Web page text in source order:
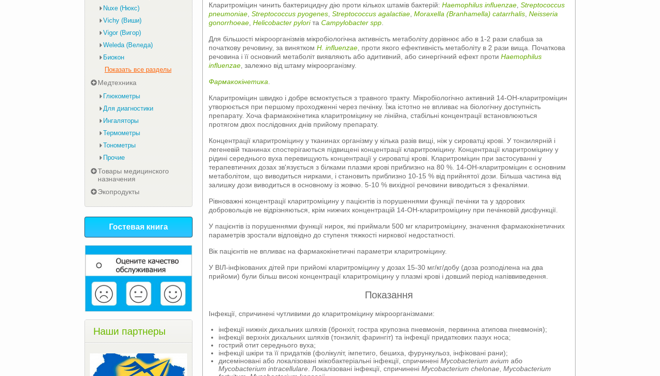
Кларитроміцин чинить бактерицидну дію проти кількох штамів бактерій:Haemophilus influenzae ,Streptococcus
pneumoniae ,Streptococcus pyogenes ,Streptococcus agalactiae ,Moraxella (Branhamella) catarrhalis ,Neisseria
gonorrhoeae ,Helicobacter pyloriтаCampylobacter spp
Для більшості мікроорганізмів мікробіологічна активність метаболіту дорівнює або в 1-2 рази слабша за
початкову речовину, за виняткомH. influenzae , проти якого ефективність метаболіту в 2 рази вища. Початкова
речовина і її основний метаболіт виявляють або адитивний, або синергічний ефект протиHaemophilus
іnfluenzae , залежно від штаму мікроорганізму.
Фармакокінетика
Кларитроміцин швидко і добре всмоктується з травного тракту. Мікробіологічно активний 14-ОН-кларитроміцин
утворюється при першому проходженні через печінку. Їжа істотно не впливає на біологічну доступність
препарату. Хоча фармакокінетика кларитроміцину не лінійна, стабільні концентрації встановлюються
протягом двох послідовних днів прийому препарату.
Концентрації кларитроміцину у тканинах організму у кілька разів вищі, ніж у сироватці крові. У тонзилярній і
легеневій тканинах спостерігаються підвищені концентрації кларитроміцину. Концентрації кларитроміцину у
рідині середнього вуха перевищують концентрації у сироватці крові. Кларитроміцин при застосуванні у
терапевтичних дозах зв'язується з білками плазми крові приблизно на 80 %. 14-ОН-кларитроміцин є основним
метаболітом, що виводиться нирками, і становить приблизно 10-15 % від прийнятої дози. Більша частина від
залишку дози виводиться в основному із жовчю. 5-10 % вихідної речовини виводиться з фекаліями.
Рівноважні концентрації кларитроміцину у пацієнтів із порушеннями функції печінки та у здорових
добровольців не відрізняються, крім нижчих концентрацій 14-ОН-кларитроміцину при печінковій дисфункції.
У пацієнтів із порушеннями функції нирок, які приймали 500 мг кларитроміцину, значення фармакокінетичних
параметрів зростали відповідно до ступеня тяжкості ниркової недостатності.
Вік пацієнтів не впливає на фармакокінетичні параметри кларитроміцину.
У ВІЛ-інфікованих дітей при прийомі кларитроміцину у дозах 15-30 мг/кг/добу (доза розподілена на два
прийоми) були більш високі концентрації кларитроміцину у плазмі крові і довший період напіввиведення.
Показання
Інфекції, спричинені чутливими до кларитроміцину мікроорганізмами:
інфекції нижніх дихальних шляхів (бронхіт, гостра крупозна пневмонія, первинна атипова пневмонія);
інфекції верхніх дихальних шляхів (тонзиліт, фарингіт) та інфекції придаткових пазух носа;
гострий отит середнього вуха;
інфекції шкіри та її придатків (фолікуліт, імпетиго, бешиха, фурункульоз, інфіковані рани);
дисеміновані або локалізовані мікобактеріальні інфекції, спричиненіMycobacterium avium або
Mycobacterium intracellulare . Локалізовані інфекції, спричиненіMycobacterium chelonae ,Mycobacterium
Nuxe (Нюкс)
Vichy (Виши)
Vigor (Вигор)
Weleda (Веледа)
Биокон
Показать все разделы
Медтехника
Глюкометры
Для диагностики
Ингаляторы
Термометры
Тонометры
Прочие
Товары медицинского
назначения
Экопродукты
Гостевая книга
Наши партнеры